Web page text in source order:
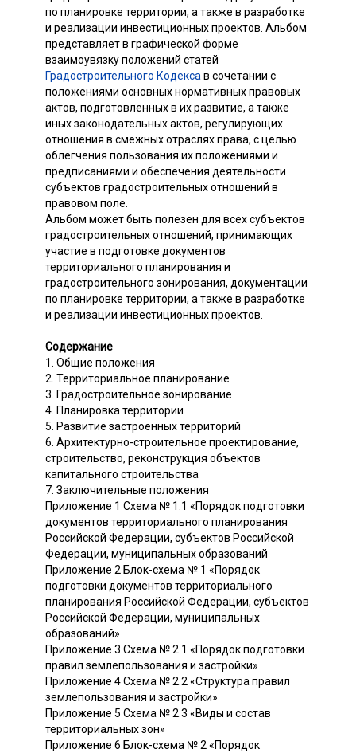
по планировке территории, а также в разработке
и реализации инвестиционных проектов. Альбом
представляет в графической форме
взаимоувязку положений статей
Градостроительного Кодекса в сочетании с
положениями основных нормативных правовых
актов, подготовленных в их развитие, а также
иных законодательных актов, регулирующих
отношения в смежных отраслях права, с целью
облегчения пользования их положениями и
предписаниями и обеспечения деятельности
субъектов градостроительных отношений в
правовом поле.
Альбом может быть полезен для всех субъектов
градостроительных отношений, принимающих
участие в подготовке документов
территориального планирования и
градостроительного зонирования, документации
по планировке территории, а также в разработке
и реализации инвестиционных проектов.
Содержание
1. Общие положения
2. Территориальное планирование
3. Градостроительное зонирование
4. Планировка территории
5. Развитие застроенных территорий
6. Архитектурно-строительное проектирование,
строительство, реконструкция объектов
капитального строительства
7. Заключительные положения
Приложение 1 Схема № 1.1 «Порядок подготовки
документов территориального планирования
Российской Федерации, субъектов Российской
Федерации, муниципальных образований
Приложение 2 Блок-схема № 1 «Порядок
подготовки документов территориального
планирования Российской Федерации, субъектов
Российской Федерации, муниципальных
образований»
Приложение 3 Схема № 2.1 «Порядок подготовки
правил землепользования и застройки»
Приложение 4 Схема № 2.2 «Структура правил
землепользования и застройки»
Приложение 5 Схема № 2.3 «Виды и состав
территориальных зон»
Приложение 6 Блок-схема № 2 «Порядок